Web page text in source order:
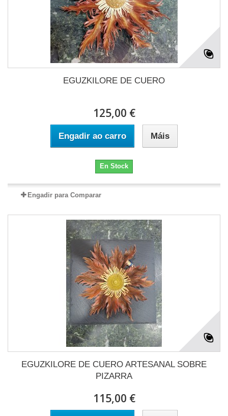
EGUZKILORE DE CUERO
125,00 €
Engadir ao carro Máis
En Stock
Engadir para Comparar
EGUZKILORE DE CUERO ARTESANAL SOBRE
PIZARRA
115,00 €